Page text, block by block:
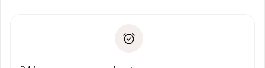
Prueba de solvencia
no nos comunicas ningún problema.